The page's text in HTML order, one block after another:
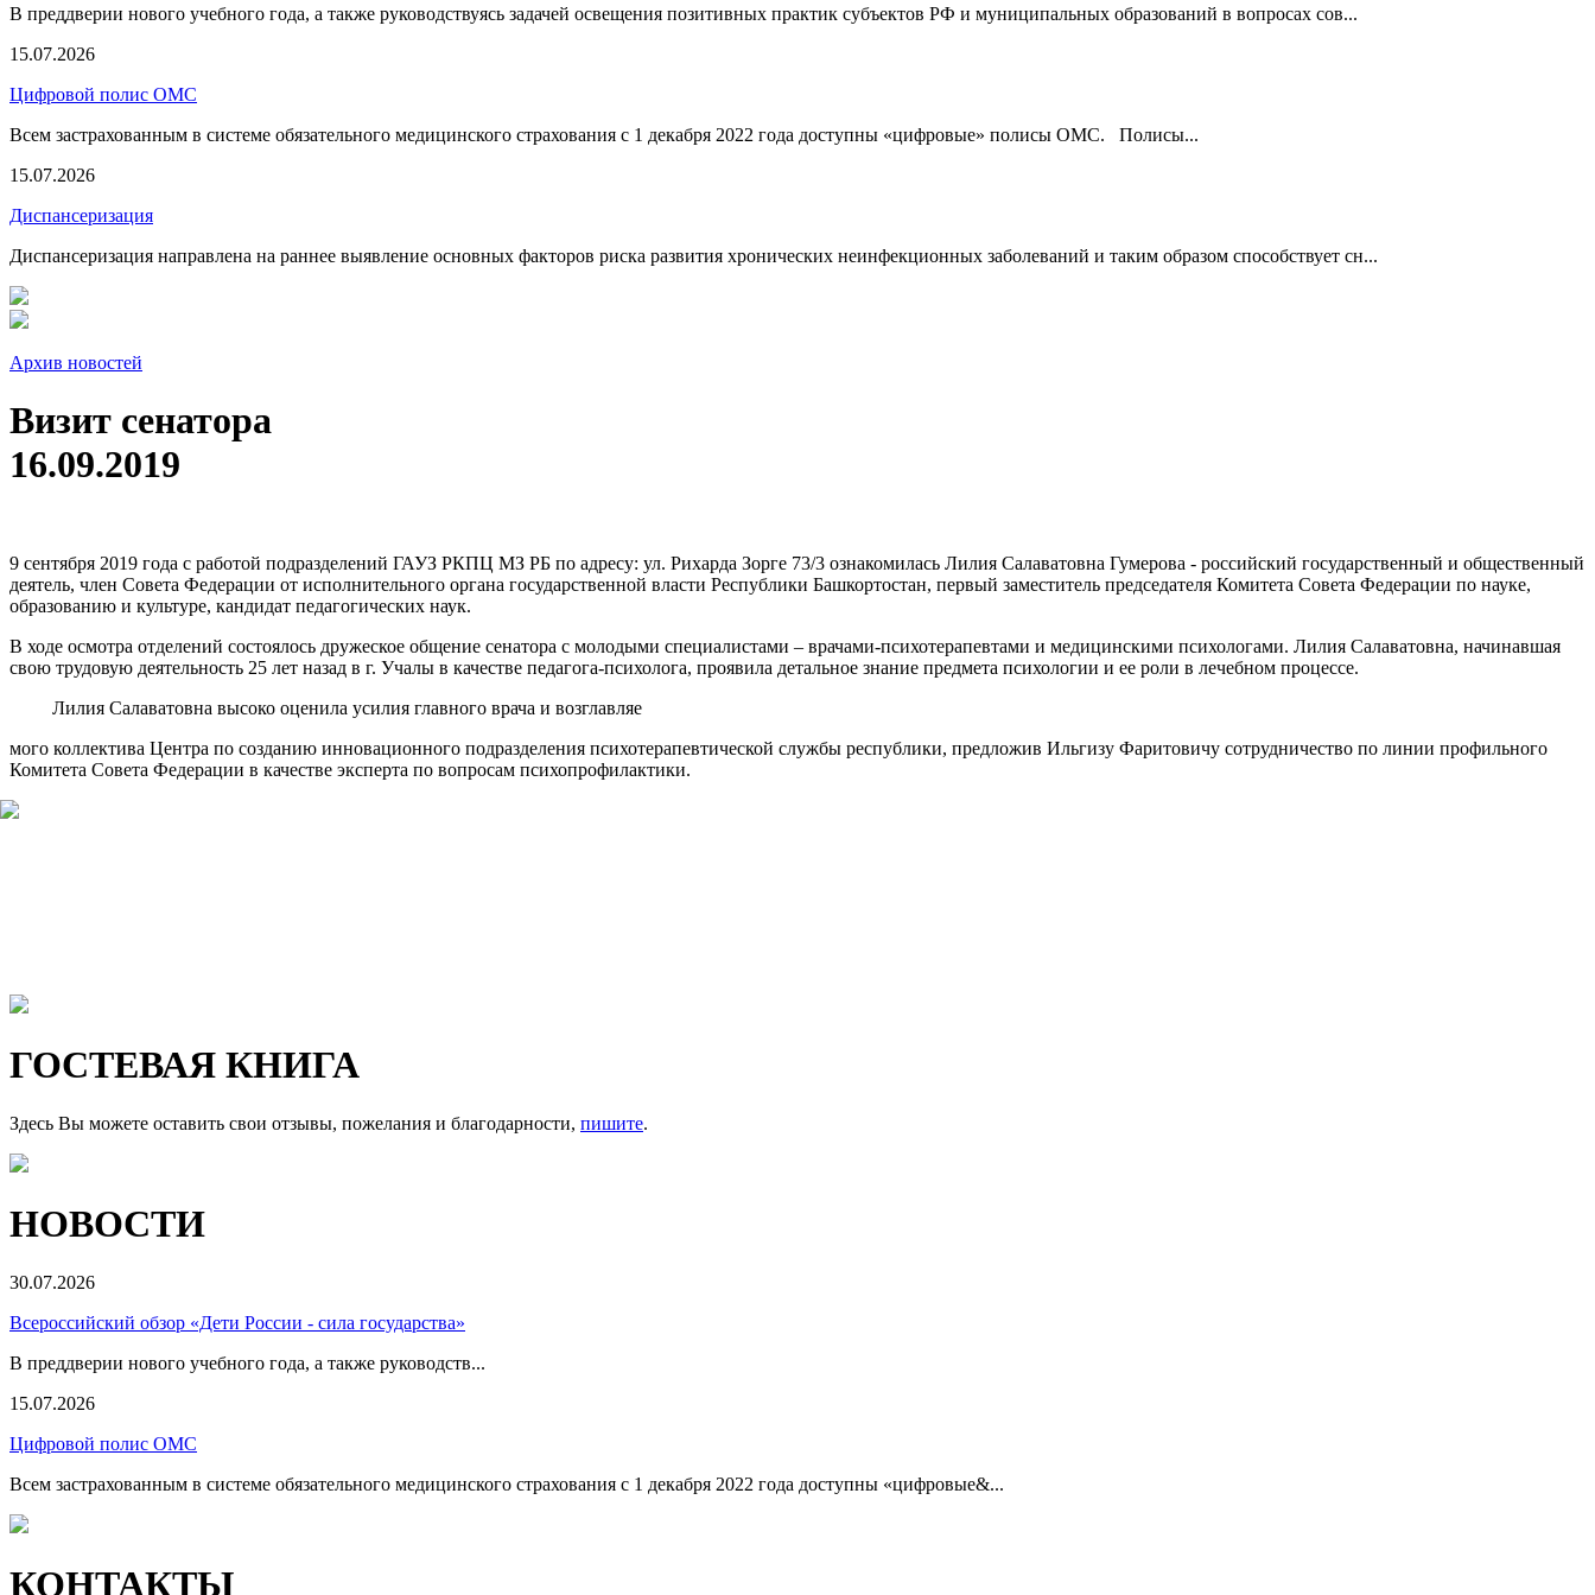
В преддверии нового учебного года, а также руководствуясь задачей освещения позитивных практик субъектов РФ и муниципальных образований в вопросах сов...
15.07.2026
Цифровой полис ОМС
Всем застрахованным в системе обязательного медицинского страхования с 1 декабря 2022 года доступны «цифровые» полисы ОМС. Полисы...
15.07.2026
Диспансеризация
Диспансеризация направлена на раннее выявление основных факторов риска развития хронических неинфекционных заболеваний и таким образом способствует сн...
Архив новостей
Визит сенатора
16.09.2019
9 сентября 2019 года с работой подразделений ГАУЗ РКПЦ МЗ РБ по адресу: ул. Рихарда Зорге 73/3 ознакомилась Лилия Салаватовна Гумерова - российский государственный и общественный
деятель, член Совета Федерации от исполнительного органа государственной власти Республики Башкортостан, первый заместитель председателя Комитета Совета Федерации по науке,
образованию и культуре, кандидат педагогических наук.
В ходе осмотра отделений состоялось дружеское общение сенатора с молодыми специалистами – врачами-психотерапевтами и медицинскими психологами. Лилия Салаватовна, начинавшая
свою трудовую деятельность 25 лет назад в г. Учалы в качестве педагога-психолога, проявила детальное знание предмета психологии и ее роли в лечебном процессе.
Лилия Салаватовна высоко оценила усилия главного врача и возглавляе
мого коллектива Центра по созданию инновационного подразделения психотерапевтической службы республики, предложив Ильгизу Фаритовичу сотрудничество по линии профильного
Комитета Совета Федерации в качестве эксперта по вопросам психопрофилактики.
ГОСТЕВАЯ КНИГА
Здесь Вы можете оставить свои отзывы, пожелания и благодарности, пишите.
НОВОСТИ
30.07.2026
Всероссийский обзор «Дети России - сила государства»
В преддверии нового учебного года, а также руководств...
15.07.2026
Цифровой полис ОМС
Всем застрахованным в системе обязательного медицинского страхования с 1 декабря 2022 года доступны «цифровые&...
КОНТАКТЫ